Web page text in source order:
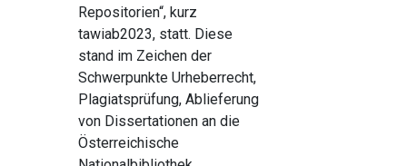
Repositorien“, kurz
tawiab2023, statt. Diese
stand im Zeichen der
Schwerpunkte Urheberrecht,
Plagiatsprüfung, Ablieferung
von Dissertationen an die
Österreichische